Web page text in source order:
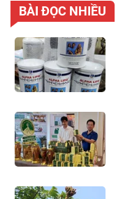
BÀI ĐỌC NHIỀU